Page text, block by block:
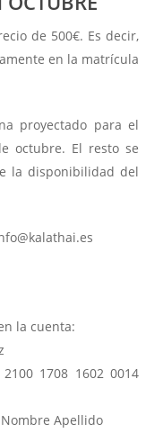
de 500€. Es decir,
en la matrícula
proyectado para el
octubre. El resto se
la disponibilidad del
la cuenta:
1708 1602 0014
Apellido